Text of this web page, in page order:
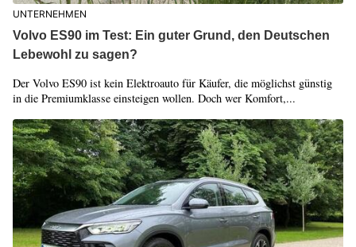
UNTERNEHMEN
Volvo ES90 im Test: Ein guter Grund, den Deutschen
Lebewohl zu sagen?
Der Volvo ES90 ist kein Elektroauto für Käufer, die möglichst günstig
in die Premiumklasse einsteigen wollen. Doch wer Komfort,...